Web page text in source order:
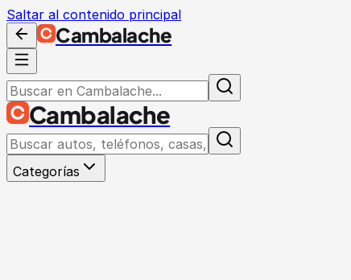
Saltar al contenido principal
Cambalache
Cambalache
Categorías